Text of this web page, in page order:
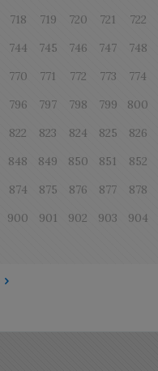
718 719 720 721 722
744 745 746 747 748
770 771 772 773 774
796 797 798 799 800
822 823 824 825 826
848 849 850 851 852
874 875 876 877 878
900 901 902 903 904